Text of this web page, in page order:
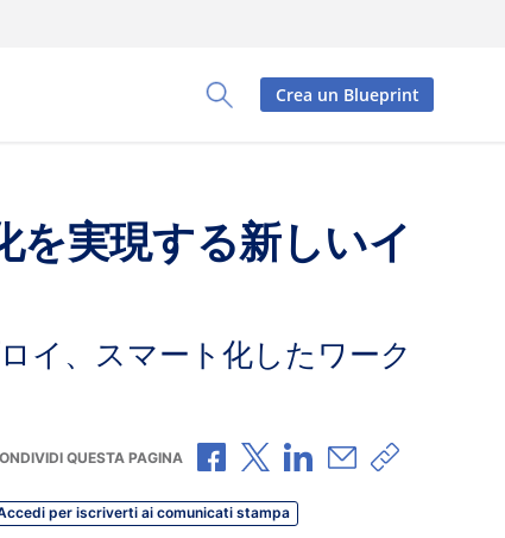
Toggle Search Panel
Crea un Blueprint
を実現する新しいイ
イ、スマート化したワーク
QUESTA PAGINA Condividi via Facebook
Condividi via X
Condividi via
Condividi via e-
Copia link
per iscriverti ai comunicati stampa